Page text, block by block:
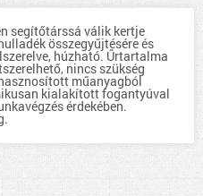
segítőtárssá válik kertje
összegyűjtésére és
húzható. Űrtartalma
nincs szükség
műanyagból
kialakított fogantyúval
érdekében.